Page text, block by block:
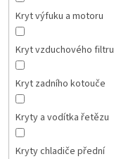
Kryt výfuku a motoru
Kryt vzduchového filtru
Kryt zadního kotouče
Kryty a vodítka řetězu
Kryty chladiče přední